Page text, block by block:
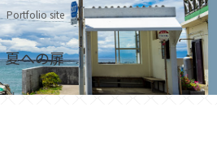
Portfolio site
夏への扉